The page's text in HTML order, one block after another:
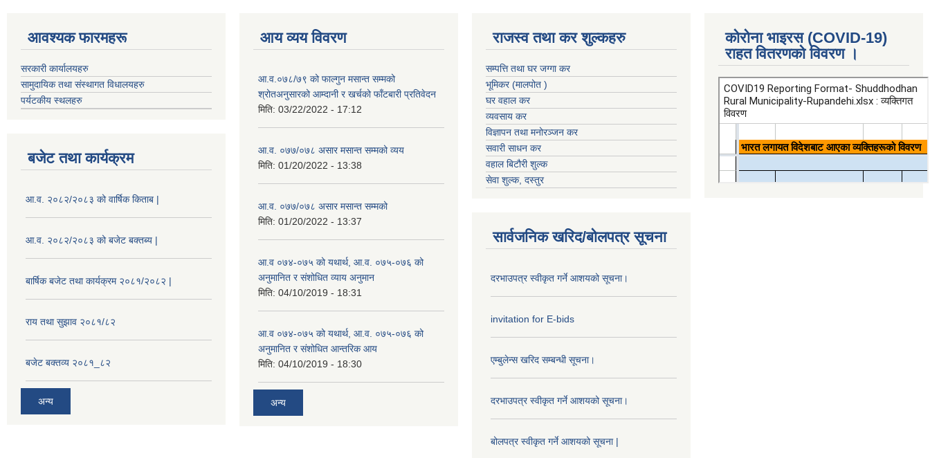
आवश्यक फारमहरू
सरकारी कार्यालयहरु
सामुदायिक तथा संस्थागत विधालयहरु
पर्यटकीय स्थलहरु
बजेट तथा कार्यक्रम
आ.व. २०८२/२०८३ को वार्षिक किताब |
आ.व. २०८२/२०८३ को बजेट बक्तब्य |
बार्षिक बजेट तथा कार्यक्रम २०८१/२०८२ |
राय तथा सुझाव २०८१/८२
बजेट बक्तव्य २०८१_८२
अन्य
आय व्यय विवरण
आ.व.०७८/७९ को फाल्गुन मसान्त सम्मको
श्रोतअनुसारको आम्दानी र खर्चको फाँटबारी प्रतिवेदन
मिति: 03/22/2022 - 17:12
आ.व. ०७७/०७८ असार मसान्त सम्मको व्यय
मिति: 01/20/2022 - 13:38
आ.व. ०७७/०७८ असार मसान्त सम्मको
मिति: 01/20/2022 - 13:37
आ.व ०७४-०७५ को यथार्थ, आ.व. ०७५-०७६ को
अनुमानित र संशोधित व्याय अनुमान
मिति: 04/10/2019 - 18:31
आ.व ०७४-०७५ को यथार्थ, आ.व. ०७५-०७६ को
अनुमानित र संशोधित आन्तरिक आय
मिति: 04/10/2019 - 18:30
अन्य
राजस्व तथा कर शुल्कहरु
सम्पत्ति तथा घर जग्गा कर
भूमिकर (मालपोत )
घर वहाल कर
व्यवसाय कर
विज्ञापन तथा मनोरञ्जन कर
सवारी साधन कर
वहाल बिटौरी शुल्क
सेवा शुल्क, दस्तुर
सार्वजनिक खरिद/बोलपत्र सूचना
दरभाउपत्र स्वीकृत गर्ने आशयको सूचना।
invitation for E-bids
एम्बुलेन्स खरिद सम्बन्धी सूचना।
दरभाउपत्र स्वीकृत गर्ने आशयको सूचना।
बोलपत्र स्वीकृत गर्ने आशयको सूचना |
कोरोना भाइरस (COVID-19)
राहत वितरणको विवरण ।